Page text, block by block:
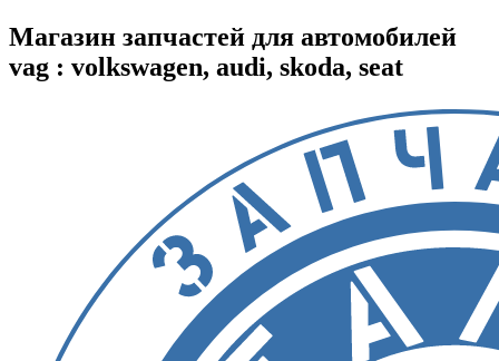
Магазин запчастей для автомобилей
vag : volkswagen, audi, skoda, seat